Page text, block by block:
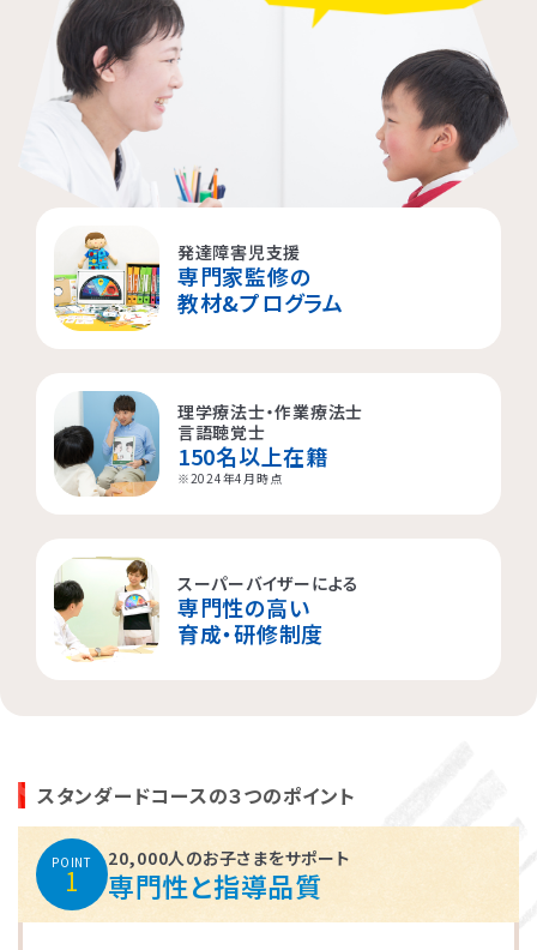
発達障害児支援
専門家監修の
教材&プログラム
理学療法士・作業療法士
言語聴覚士
150名以上在籍
※2024年4月時点
スーパーバイザーによる
専門性の高い
育成・研修制度
スタンダードコースの３つのポイント
POINT
1
20,000人のお子さまをサポート
専門性と指導品質